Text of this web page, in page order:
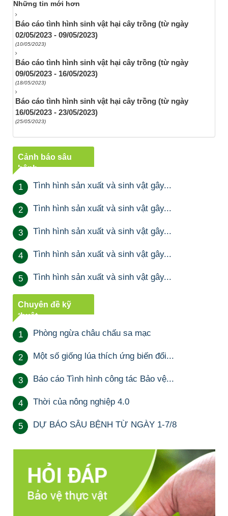
Những tin mới hơn
Báo cáo tình hình sinh vật hại cây trồng (từ ngày
02/05/2023 - 09/05/2023)
(10/05/2023)
Báo cáo tình hình sinh vật hại cây trồng (từ ngày
09/05/2023 - 16/05/2023)
(18/05/2023)
Báo cáo tình hình sinh vật hại cây trồng (từ ngày
16/05/2023 - 23/05/2023)
(25/05/2023)
Cảnh báo sâu
bệnh
1 Tình hình sản xuất và sinh vật gây...
2 Tình hình sản xuất và sinh vật gây...
3 Tình hình sản xuất và sinh vật gây...
4 Tình hình sản xuất và sinh vật gây...
5 Tình hình sản xuất và sinh vật gây...
Chuyên đề kỹ
thuật
1 Phòng ngừa châu chấu sa mạc
2 Một số giống lúa thích ứng biến đổi...
3 Báo cáo Tình hình công tác Bảo vệ...
4 Thời của nông nghiệp 4.0
5 DỰ BÁO SÂU BỆNH TỪ NGÀY 1-7/8